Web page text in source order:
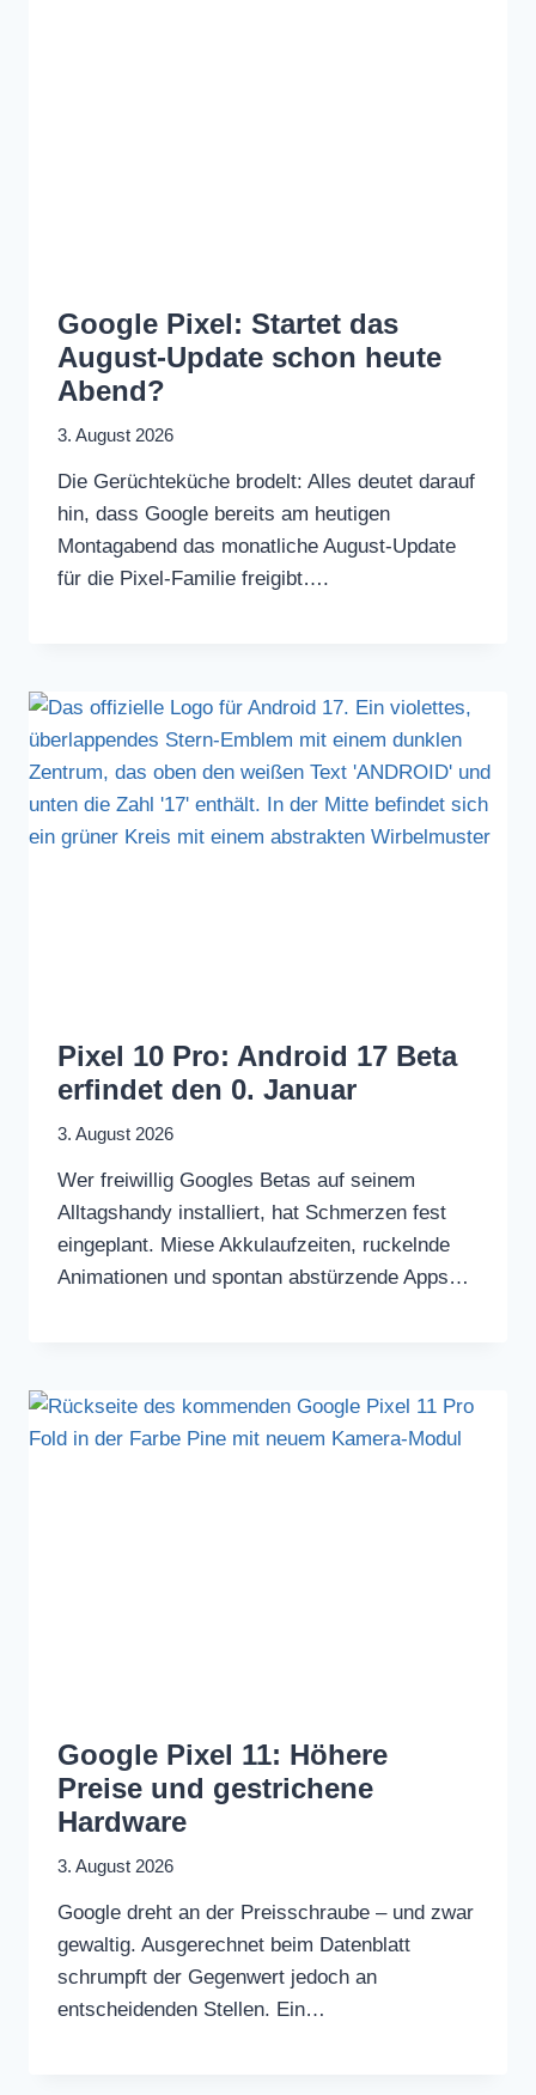
Google Pixel: Startet das
August-Update schon heute
Abend?
3. August 2026
Die Gerüchteküche brodelt: Alles deutet darauf
hin, dass Google bereits am heutigen
Montagabend das monatliche August-Update
für die Pixel-Familie freigibt….
Pixel 10 Pro: Android 17 Beta
erfindet den 0. Januar
3. August 2026
Wer freiwillig Googles Betas auf seinem
Alltagshandy installiert, hat Schmerzen fest
eingeplant. Miese Akkulaufzeiten, ruckelnde
Animationen und spontan abstürzende Apps…
Google Pixel 11: Höhere
Preise und gestrichene
Hardware
3. August 2026
Google dreht an der Preisschraube – und zwar
gewaltig. Ausgerechnet beim Datenblatt
schrumpft der Gegenwert jedoch an
entscheidenden Stellen. Ein…